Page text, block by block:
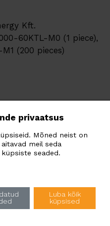
Kft.
60KTL-M0 (1 piece),
(200 pieces)
privaatsus
Mõned neist on
meil seda
seaded.
Luba kõik
küpsised